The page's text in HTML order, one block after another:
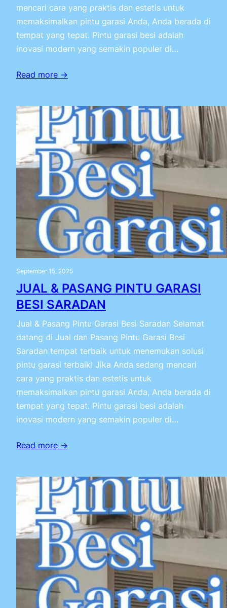
mencari cara yang praktis dan estetis untuk
memaksimalkan pintu garasi Anda, Anda berada di
tempat yang tepat. Pintu garasi besi adalah
inovasi modern yang semakin populer di…
Read more →
September 15, 2025
JUAL & PASANG PINTU GARASI
BESI SARADAN
Jual & Pasang Pintu Garasi Besi Saradan Selamat
datang di Jual dan Pasang Pintu Garasi Besi
Saradan tempat terbaik untuk menemukan solusi
pintu garasi terbaik! Jika Anda sedang mencari
cara yang praktis dan estetis untuk
memaksimalkan pintu garasi Anda, Anda berada di
tempat yang tepat. Pintu garasi besi adalah
inovasi modern yang semakin populer di…
Read more →